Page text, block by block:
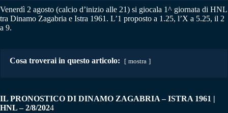
Venerdì 2 agosto (calcio d’inizio alle 21) si giocala 1^ giornata di HNL
tra Dinamo Zagabria e Istra 1961. L’1 proposto a 1.25, l’X a 5.25, il 2
a 9.
Cosa troverai in questo articolo: mostra
IL PRONOSTICO DI DINAMO ZAGABRIA – ISTRA 1961 |
HNL – 2/8/2024